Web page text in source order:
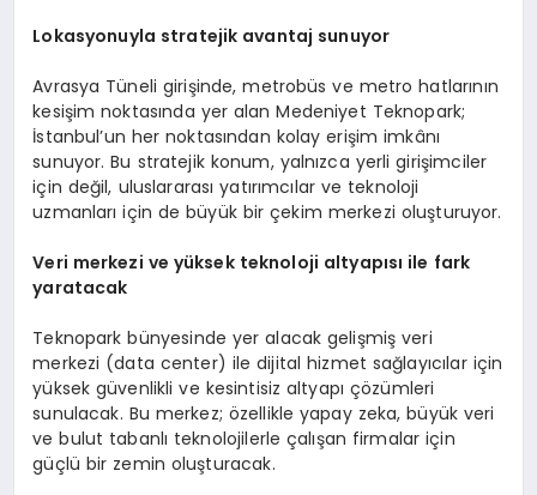
Lokasyonuyla stratejik avantaj sunuyor
Avrasya Tüneli girişinde, metrobüs ve metro hatlarının
kesişim noktasında yer alan Medeniyet Teknopark;
İstanbul’un her noktasından kolay erişim imkânı
sunuyor. Bu stratejik konum, yalnızca yerli girişimciler
için değil, uluslararası yatırımcılar ve teknoloji
uzmanları için de büyük bir çekim merkezi oluşturuyor.
Veri merkezi ve yüksek teknoloji altyapısı ile fark
yaratacak
Teknopark bünyesinde yer alacak gelişmiş veri
merkezi (data center) ile dijital hizmet sağlayıcılar için
yüksek güvenlikli ve kesintisiz altyapı çözümleri
sunulacak. Bu merkez; özellikle yapay zeka, büyük veri
ve bulut tabanlı teknolojilerle çalışan firmalar için
güçlü bir zemin oluşturacak.